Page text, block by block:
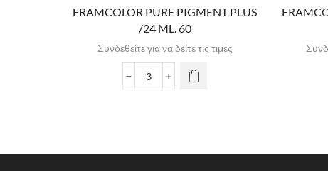
FRAMCOLOR PURE PIGMENT PLUS
/24 ML. 60
Συνδεθείτε για να δείτε τις τιμές